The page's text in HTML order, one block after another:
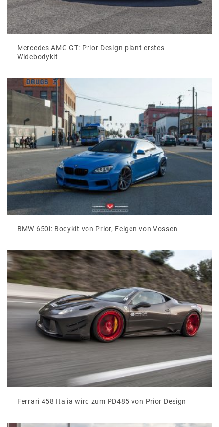
Mercedes AMG GT: Prior Design plant erstes
Widebodykit
BMW 650i: Bodykit von Prior, Felgen von Vossen
Ferrari 458 Italia wird zum PD485 von Prior Design